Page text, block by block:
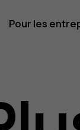
Pour les